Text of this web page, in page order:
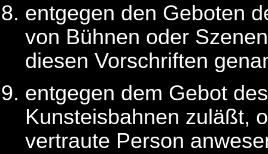
entgegen den Geboten
von Bühnen oder
diesen Vorschriften
entgegen dem Gebot
Kunsteisbahnen zuläßt,
vertraute Person